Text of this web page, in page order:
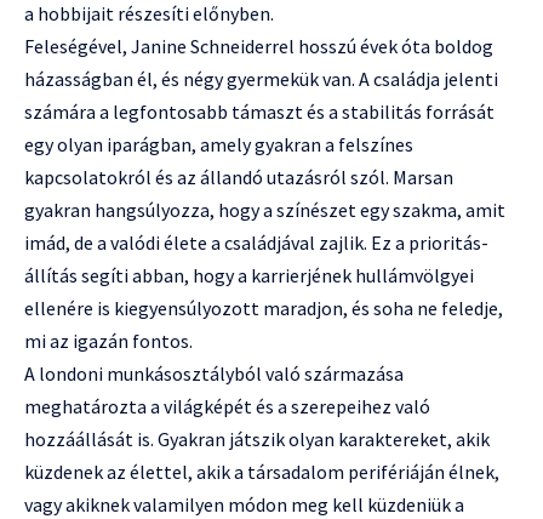
a hobbijait részesíti előnyben.
Feleségével, Janine Schneiderrel hosszú évek óta boldog
házasságban él, és négy gyermekük van. A családja jelenti
számára a legfontosabb támaszt és a stabilitás forrását
egy olyan iparágban, amely gyakran a felszínes
kapcsolatokról és az állandó utazásról szól. Marsan
gyakran hangsúlyozza, hogy a színészet egy szakma, amit
imád, de a valódi élete a családjával zajlik. Ez a prioritás-
állítás segíti abban, hogy a karrierjének hullámvölgyei
ellenére is kiegyensúlyozott maradjon, és soha ne feledje,
mi az igazán fontos.
A londoni munkásosztályból való származása
meghatározta a világképét és a szerepeihez való
hozzáállását is. Gyakran játszik olyan karaktereket, akik
küzdenek az élettel, akik a társadalom perifériáján élnek,
vagy akiknek valamilyen módon meg kell küzdeniük a